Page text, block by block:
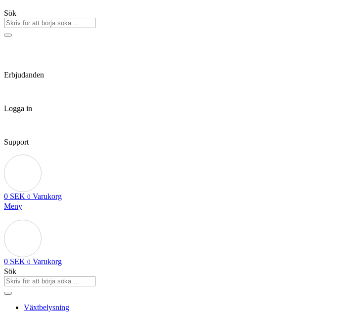
Sök
Erbjudanden
Logga in
Support
0 SEK 0 Varukorg
Meny
0 SEK 0 Varukorg
Sök
Växtbelysning